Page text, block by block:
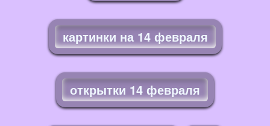
картинки на 14 февраля
открытки 14 февраля